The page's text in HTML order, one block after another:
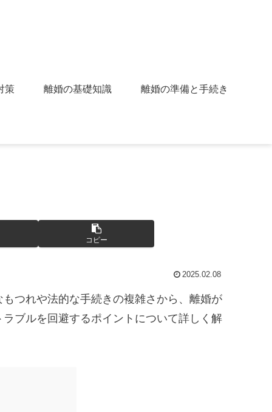
策 離婚の基礎知識 離婚の準備と手続き
コピー
2025.02.08
つれや法的な手続きの複雑さから、離婚が
ブルを回避するポイントについて詳しく解